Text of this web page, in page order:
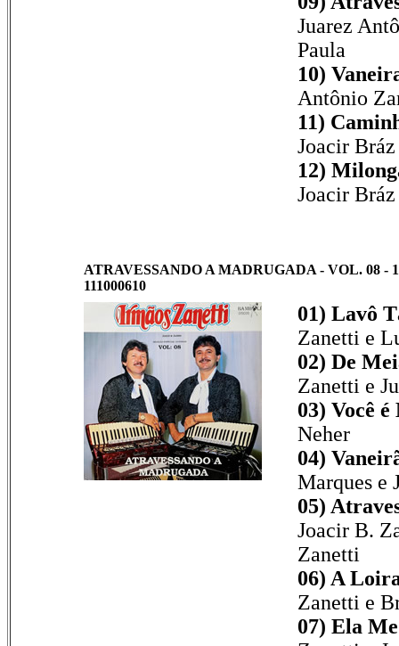
Juarez
Paula
10)
Antônio
11)
Joacir
12)
Joacir
ATRAVESSANDO A MADRUGADA - VOL. 08 -
111000610
01) Lavô
Zanetti e
02) De
Zanetti e
03) Você
Neher
04)
Marques e
05)
Joacir B.
Zanetti
06) A
Zanetti e
07) Ela